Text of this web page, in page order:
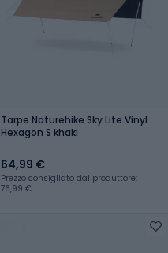
Tarpe Naturehike Sky Lite Vinyl
Hexagon S khaki
64,99 €
Prezzo consigliato dal produttore:
76,99 €